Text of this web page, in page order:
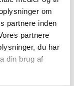
om
partnere inden
partnere
du har
din brug af
en
til beboere,
af